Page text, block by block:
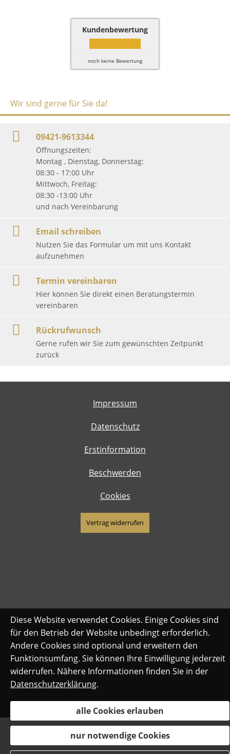
Kundenbewertung
noch keine Bewertung
Wir sind gerne für Sie da!
09421-9613344
Öffnungszeiten:
Montag , Dienstag, Donnerstag:
08:30 - 17:00 Uhr
Mittwoch, Freitag:
08:30 -13:00 Uhr
und nach Vereinbarung
Email schreiben
Nutzen Sie das Formular um mit uns Kontakt
aufzunehmen
Termin vereinbaren
Hier können Sie direkt einen Beratungstermin
vereinbaren
Rückrufwunsch
Gerne rufen wir Sie zum gewünschten Zeitpunkt
zurück
Impressum
Datenschutz
Erstinformation
Beschwerden
Cookies
Vertrag widerrufen
Diese Website verwendet Cookies. Einige Cookies sind
für den Betrieb der Website unbedingt erforderlich.
Andere Cookies sind optional und erweitern den
Funktionsumfang. Sie können Ihre Einwilligung jederzeit
widerrufen. Nähere Informationen finden Sie in der
Datenschutzerklärung.
alle Cookies erlauben
nur notwendige Cookies